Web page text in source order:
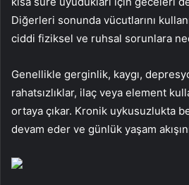
Diğerleri sonunda vücutlarını
ciddi fiziksel ve ruhsal sorunlara
Genellikle gerginlik, kaygı,
rahatsızlıklar, ilaç veya element
ortaya çıkar. Kronik uykusuzlukta
devam eder ve günlük yaşam